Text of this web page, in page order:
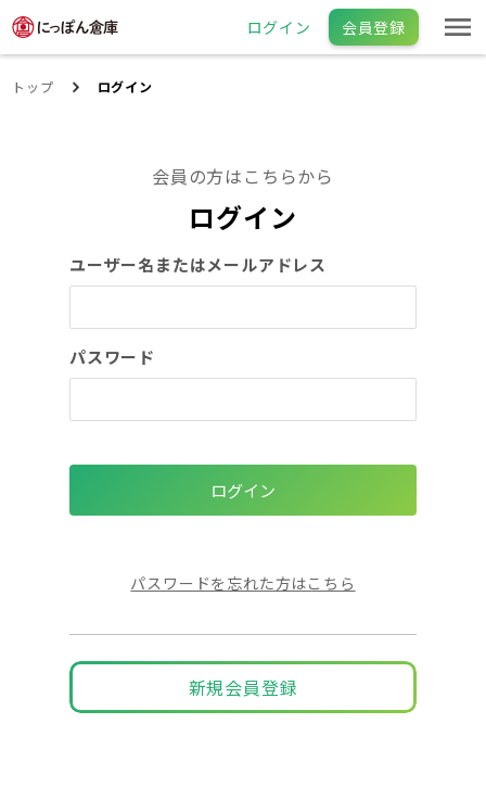
ログイン 会員登録
トップ ログイン
会員の方はこちらから
ログイン
ユーザー名またはメールアドレス
パスワード
パスワードを忘れた方はこちら
新規会員登録